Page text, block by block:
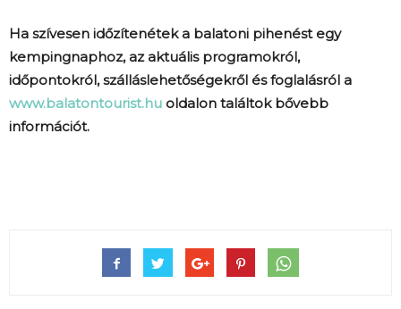
Ha szívesen időzítenétek a balatoni pihenést egy
kempingnaphoz, az aktuális programokról,
időpontokról, szálláslehetőségekről és foglalásról a
www.balatontourist.hu oldalon találtok bővebb
információt.